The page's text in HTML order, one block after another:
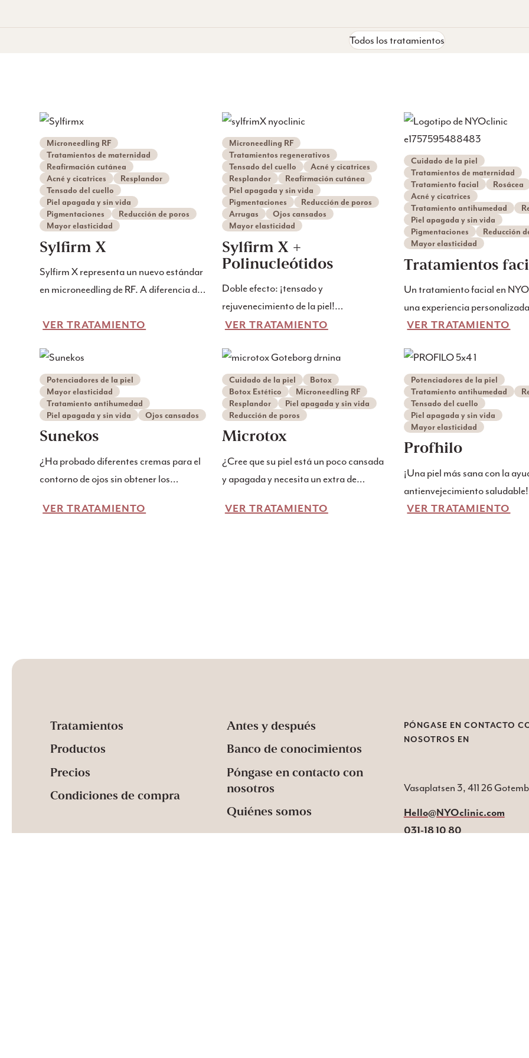
Todos los tratamientos
Microneedling RF
Tratamientos de maternidad
Reafirmación cutánea
Acné y cicatrices
Resplandor
Tensado del cuello
Piel apagada y sin vida
Pigmentaciones
Reducción de poros
Mayor elasticidad
Sylfirm X
Sylfirm X representa un nuevo estándar
en microneedling de RF. A diferencia de
dispositivos de RF, que a menudo
negativamente a las células grasas,
Sylfirm X ofrece un tratamiento más
controlado con ajustes precisos tanto de
la profundidad de la aguja como del
nivel de energía. Esto significa que
zonas finas de la piel sin riesgo de dañar
el tejido graso subyacente. Otra gran
ventaja es que Sylfirm X utiliza agujas
tratamiento y un tiempo de
VER TRATAMIENTO
Microneedling RF
Tratamientos regenerativos
Tensado del cuello
Acné y cicatrices
Resplandor
Reafirmación cutánea
Piel apagada y sin vida
Pigmentaciones
Reducción de poros
Arrugas
Ojos cansados
Mayor elasticidad
Sylfirm X +
Polinucleótidos
Doble efecto: ¡tensado y
rejuvenecimiento de la piel!
Experimente la nueva generación de
tratamiento combinado: Sylfirm X RF
microneedling e inyecciones de
polinucleótidos (Rejuran). Este
tratamiento único es para aquellos que
quieren una piel visiblemente más firme,
rellenos o la cirugía.
VER TRATAMIENTO
Cuidado de la piel
Tratamientos de maternidad
Tratamiento facial
Rosácea
Acné y cicatrices
Tratamiento antihumedad
Piel apagada y sin vida
Pigmentaciones
Reducción
Mayor elasticidad
Tratamientos
Un tratamiento facial en
una experiencia
en potentes ingredientes y
momento sobre pequeñas
esponjosas, proporciona a su
mejor salud y luminosidad.
VER TRATAMIENTO
Potenciadores de la piel
Mayor elasticidad
Tratamiento antihumedad
Piel apagada y sin vida
Ojos cansados
Sunekos
¿Ha probado diferentes cremas para el
contorno de ojos sin obtener los
empezando a tener arrugas más
VER TRATAMIENTO
Cuidado de la piel
Botox
Botox Estético
Microneedling RF
Resplandor
Piel apagada y sin vida
Reducción de poros
Microtox
¿Cree que su piel está un poco cansada
y apagada y necesita un extra de
puede ser una buena opción para usted.
sebo/sudor. Microtox en Goteborg está
VER TRATAMIENTO
Potenciadores de la piel
Tratamiento antihumedad
Tensado del cuello
Piel apagada y sin vida
Mayor elasticidad
Profhilo
¡Una piel más sana con la
antienvejecimiento
no le entusiasma esta
VER TRATAMIENTO
Tratamientos
Productos
Precios
Condiciones de compra
Antes y después
Banco de conocimientos
Póngase en contacto con
nosotros
Quiénes somos
PÓNGASE EN CONTACTO
NOSOTROS EN
Vasaplatsen 3, 411 26
Hello@NYOclinic.com
031-18 10 80